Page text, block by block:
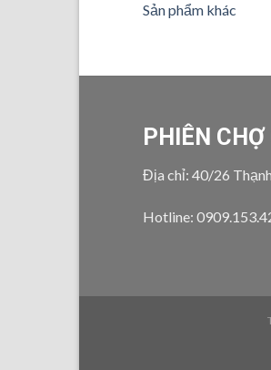
Sản phẩm khác
PHIÊN
Địa chỉ: 40/26
Hotline: